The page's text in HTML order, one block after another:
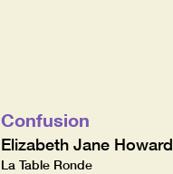
Confusion
Elizabeth Jane Howard
La Table Ronde